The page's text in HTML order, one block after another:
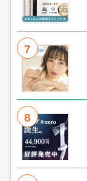
7
8